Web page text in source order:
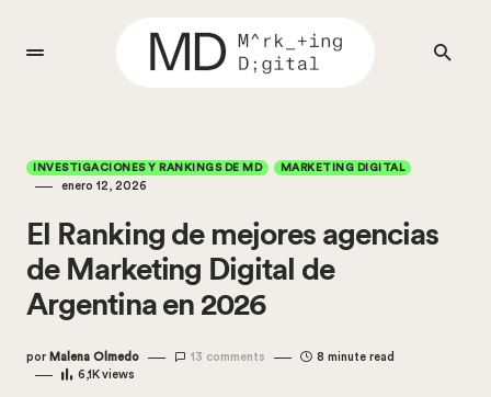
INVESTIGACIONES Y RANKINGS DE MD MARKETING DIGITAL
enero 12, 2026
El Ranking de mejores agencias
de Marketing Digital de
Argentina en 2026
por Malena Olmedo 13 comments
8 minute read
6,1Kviews